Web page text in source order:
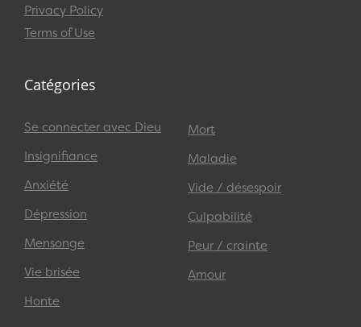
Privacy Policy
Terms of Use
Catégories
Se connecter avec Dieu
Insignifiance
Anxiété
Dépression
Mensonge
Vie brisée
Honte
Mort
Maladie
Vide / désespoir
Culpabilité
Peur / crainte
Amour